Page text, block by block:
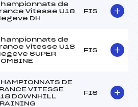
de
Vitesse U18
DH
FIS
de
Vitesse U18
SUPER
FIS
DE
VITESSE
DOWNHILL
FIS